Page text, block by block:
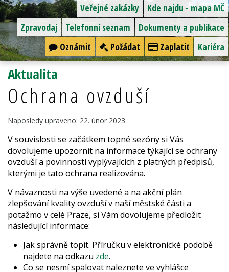
Kde najdu - mapa MČ
Veřejné zakázky
Dokumenty a publikace
Telefonní seznam
Zpravodaj
Kariéra
Zaplatit
Požádat
Oznámit
Aktualita
Ochrana ovzduší
Naposledy upraveno: 22. únor 2023
V souvislosti se začátkem topné sezóny si Vás
dovolujeme upozornit na informace týkající se ochrany
ovzduší a povinností vyplývajících z platných předpisů,
kterými je tato ochrana realizována.
V návaznosti na výše uvedené a na akční plán
zlepšování kvality ovzduší v naší městské části a
potažmo v celé Praze, si Vám dovolujeme předložit
následující informace:
Jak správně topit. Příručku v elektronické podobě
najdete na odkazu zde.
Co se nesmí spalovat naleznete ve vyhlášce